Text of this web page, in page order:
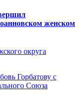
женском
округа